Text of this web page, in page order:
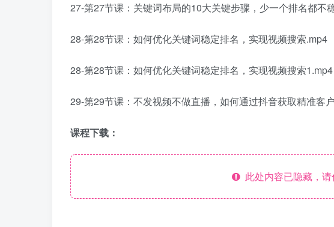
27-第27节课：关键词布局的10大关键步骤，少一个排名都不
28-第28节课：如何优化关键词稳定排名，实现视频搜索.mp4
28-第28节课：如何优化关键词稳定排名，实现视频搜索1.mp4
29-第29节课：不发视频不做直播，如何通过抖音获取精准客
课程下载：
此处内容已隐藏，